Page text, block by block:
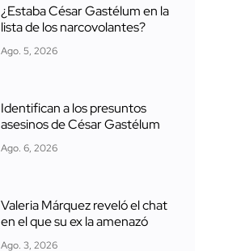
¿Estaba César Gastélum en la
lista de los narcovolantes?
Ago. 5, 2026
Identifican a los presuntos
asesinos de César Gastélum
Ago. 6, 2026
Valeria Márquez reveló el chat
en el que su ex la amenazó
Ago. 3, 2026